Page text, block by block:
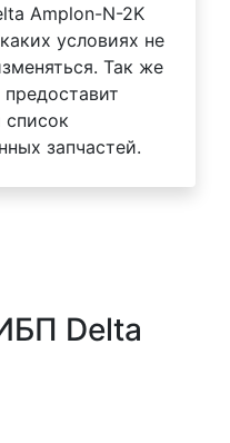
Amplon-N-2K
условиях не
Так же
запчастей.
Delta